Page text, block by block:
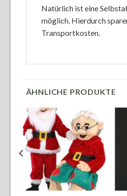
Natürlich ist eine
möglich. Hierdurch
Transportkosten.
ÄHNLICHE PRODUKTE